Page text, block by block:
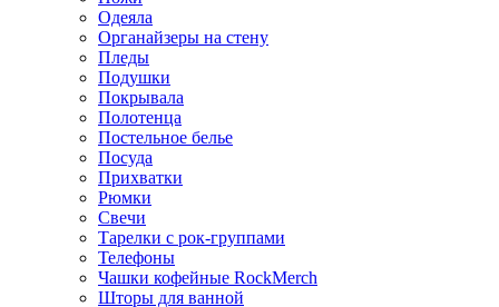
Одеяла
Органайзеры на стену
Пледы
Подушки
Покрывала
Полотенца
Постельное белье
Посуда
Прихватки
Рюмки
Свечи
Тарелки с рок-группами
Телефоны
Чашки кофейные RockMerch
Шторы для ванной